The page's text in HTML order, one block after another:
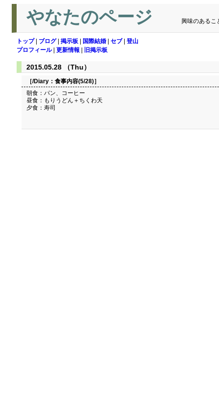
やなたのページ 興味のあるこ
トップ| ブログ| 掲示板 国際結婚 セブ| 登山
プロフィール| 更新情報 旧掲示板
2015.05.28 （Thu）
［/Diary： 食事内容(5/28)］
朝食：パン、コーヒー
昼食：もりうどん＋ちくわ天
夕食：寿司